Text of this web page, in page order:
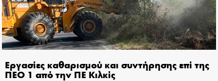
Εργασίες καθαρισμού και συντήρησης επί της
ΠΕΟ 1 από την ΠΕ Κιλκίς